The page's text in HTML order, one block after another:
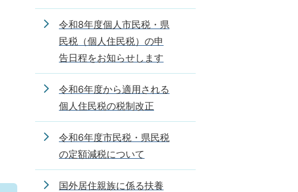
令和8年度個人市民税・県
民税（個人住民税）の申
告日程をお知らせします
令和6年度から適用される
個人住民税の税制改正
令和6年度市民税・県民税
の定額減税について
国外居住親族に係る扶養